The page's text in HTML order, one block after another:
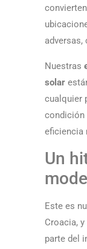
adversas,
Nuestras
solar
cualquier
condición
eficiencia
Un
Este es
Croacia,
parte del